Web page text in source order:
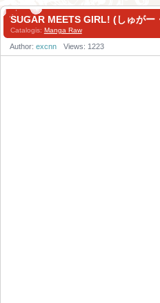
SUGAR MEETS GIRL! (しゅがー
Catalogis: Manga Raw
Author: excnn Views: 1223
Catalogis